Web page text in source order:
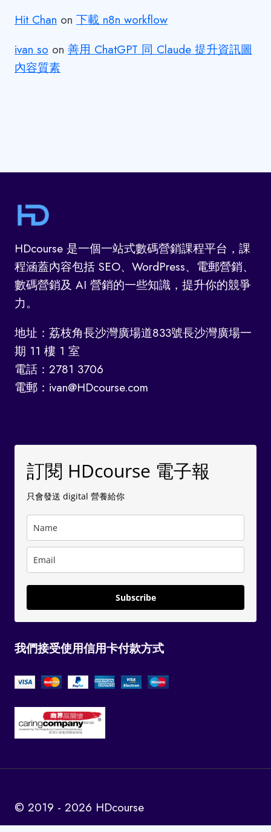
Hit Chan on 下載 n8n workflow
ivan so on 善用 ChatGPT 同 Claude 提升資訊圖
內容質素
HDcourse 是一個一站式數碼營銷課程平台，課
程涵蓋內容包括 SEO、WordPress、電郵營銷、
數碼營銷及 AI 營銷的一些知識，提升你的競爭
力。
地址：荔枝角長沙灣廣場道833號長沙灣廣場一
期 11 樓 1 室
電話：2781 3706
電郵：ivan@HDcourse.com
訂閱 HDcourse 電子報
只會發送 digital 營養給你
Subscribe
我們接受使用信用卡付款方式
© 2019 - 2026 HDcourse